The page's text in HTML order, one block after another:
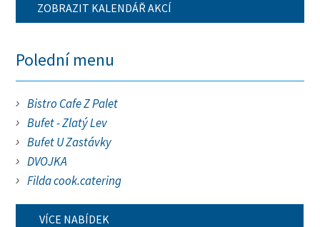
ZOBRAZIT KALENDÁŘ AKCÍ
Polední menu
Bistro Cafe Z Palet
Bufet - Zlatý Lev
Bufet U Zastávky
DVOJKA
Filda cook.catering
VÍCE NABÍDEK